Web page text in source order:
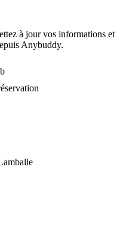
à jour vos informations et
Anybuddy.